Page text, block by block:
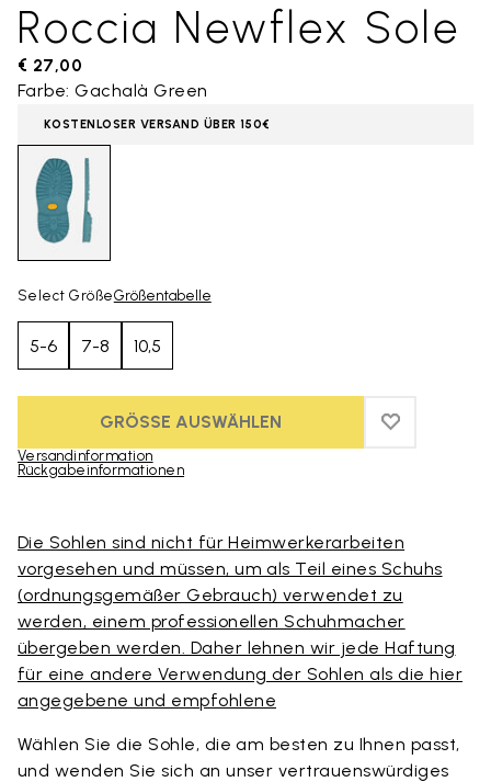
Roccia Newflex Sole
€ 27,00
Farbe: Gachalà Green
KOSTENLOSER VERSAND ÜBER 150€
Select GrößeGrößentabelle
5-6 7-8 10,5
GRÖSSE AUSWÄHLEN ADD TO
ADD TO
Versandinformation
Rückgabeinformationen
Die Sohlen sind nicht für Heimwerkerarbeiten
vorgesehen und müssen, um als Teil eines Schuhs
(ordnungsgemäßer Gebrauch) verwendet zu
werden, einem professionellen Schuhmacher
übergeben werden. Daher lehnen wir jede Haftung
für eine andere Verwendung der Sohlen als die hier
angegebene und empfohlene
Wählen Sie die Sohle, die am besten zu Ihnen passt,
und wenden Sie sich an unser vertrauenswürdiges